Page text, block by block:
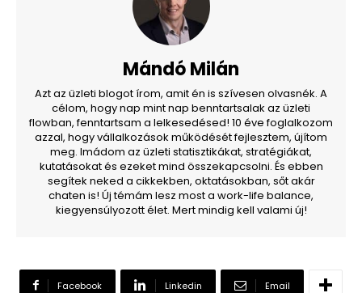
Mándó Milán
Azt az üzleti blogot írom, amit én is szívesen olvasnék. A
célom, hogy nap mint nap benntartsalak az üzleti
flowban, fenntartsam a lelkesedésed! 10 éve foglalkozom
azzal, hogy vállalkozások működését fejlesztem, újítom
meg. Imádom az üzleti statisztikákat, stratégiákat,
kutatásokat és ezeket mind összekapcsolni. És ebben
segítek neked a cikkekben, oktatásokban, sőt akár
chaten is! Új témám lesz most a work-life balance,
kiegyensúlyozott élet. Mert mindig kell valami új!
Facebook Linkedin Email